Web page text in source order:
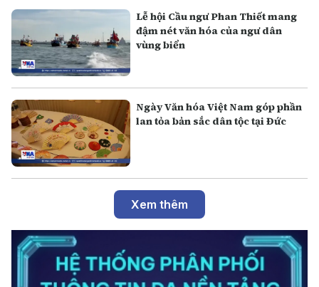
Lễ hội Cầu ngư Phan Thiết mang
đậm nét văn hóa của ngư dân
vùng biển
Ngày Văn hóa Việt Nam góp phần
lan tỏa bản sắc dân tộc tại Đức
Xem thêm